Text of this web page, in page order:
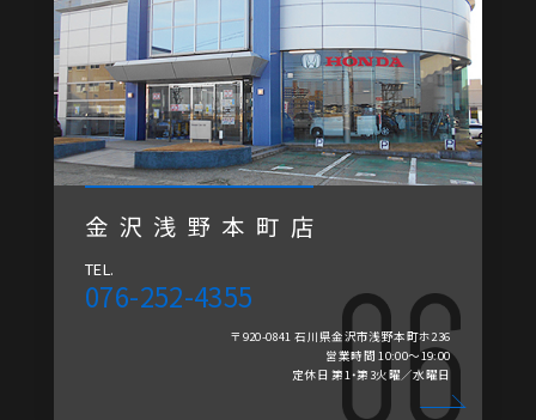
金沢浅野本町店
TEL.
076-252-4355
〒920-0841 石川県金沢市浅野本町ホ236
営業時間 10:00～19:00
定休日 第1・第3火曜／水曜日